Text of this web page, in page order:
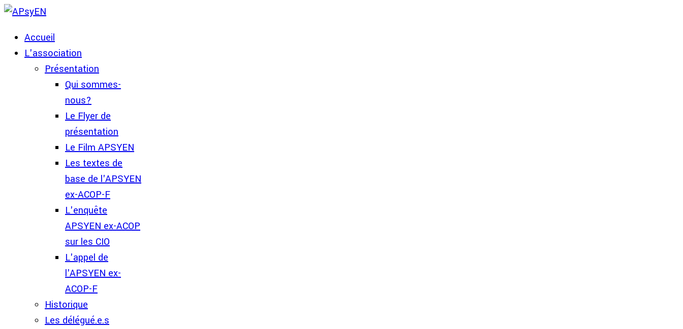
Accueil
L'association
Présentation
Qui sommes-
nous?
Le Flyer de
présentation
Le Film APSYEN
Les textes de
base de l'APSYEN
ex-ACOP-F
L'enquête
APSYEN ex-ACOP
sur les CIO
L'appel de
l'APSYEN ex-
ACOP-F
Historique
Les délégué.e.s